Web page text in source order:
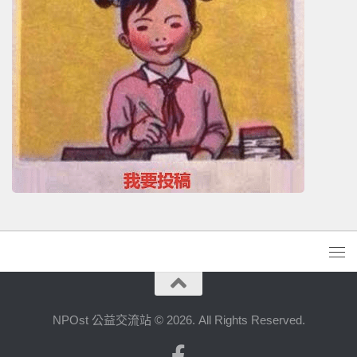
NPOst 公益交流站 © 2026. All Rights Reserved.